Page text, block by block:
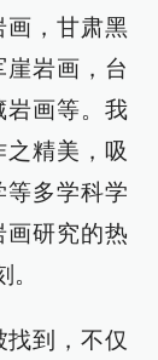
画，甘肃黑
岩画，台
岩画等。我
精美，吸
等多学科学
画研究的热
到，不仅